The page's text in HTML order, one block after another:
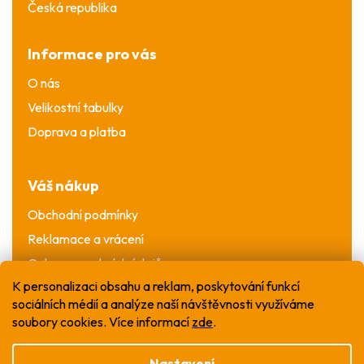
K personalizaci obsahu a reklam, poskytování funkcí
sociálních médií a analýze naší návštěvnosti využíváme
soubory cookies. Více informací zde.
Česká republika
Informace pro vás
O nás
Velikostní tabulky
Doprava a platba
Váš nákup
Obchodní podmínky
Reklamace a vrácení
Ochrana osobních údajů